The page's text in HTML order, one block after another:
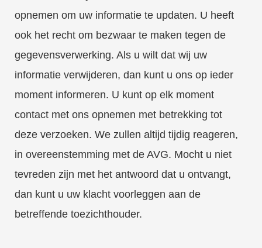
opnemen om uw informatie te updaten. U heeft
ook het recht om bezwaar te maken tegen de
gegevensverwerking. Als u wilt dat wij uw
informatie verwijderen, dan kunt u ons op ieder
moment informeren. U kunt op elk moment
contact met ons opnemen met betrekking tot
deze verzoeken. We zullen altijd tijdig reageren,
in overeenstemming met de AVG. Mocht u niet
tevreden zijn met het antwoord dat u ontvangt,
dan kunt u uw klacht voorleggen aan de
betreffende toezichthouder.